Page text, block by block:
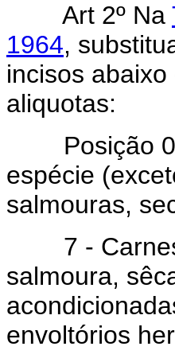
Art 2º Na
1964,
incisos
aliquotas:
Posição
espécie
salmouras,
7 - Carnes
salmoura,
envoltórios